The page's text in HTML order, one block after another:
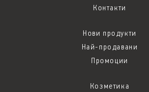
Контакти
Нови продукти
Най-продавани
Промоции
Козметика